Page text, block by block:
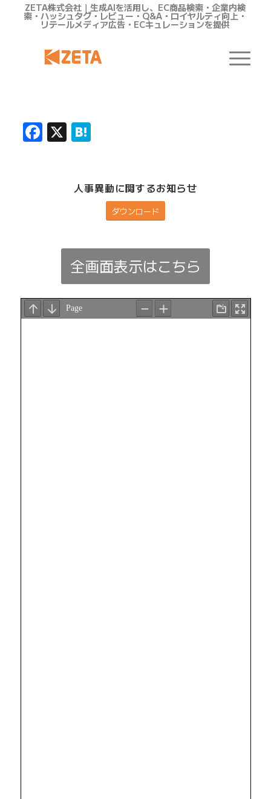
ZETA株式会社｜生成AIを活用し、EC商品検索・企業内検
索・ハッシュタグ・レビュー・Q&A・ロイヤルティ向上・
リテールメディア広告・ECキュレーションを提供
Facebook
X Hatena
人事異動に関するお知らせ
ダウンロード
全画面表示はこちら